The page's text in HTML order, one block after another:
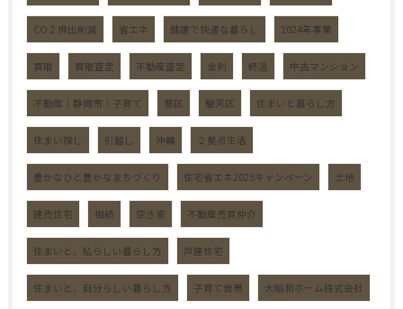
CO２排出削減 省エネ 健康で快適な暮らし 2024年事業
買取 買取査定 不動産査定 金利 終活 中古マンション
不動産｜静岡市｜子育て 葵区 駿河区 住まいと暮らし方
住まい探し 引越し 沖縄 ２拠点生活
豊かなひと豊かなまちづくり 住宅省エネ2025キャンペーン 土地
建売住宅 相続 空き家 不動産売買仲介
住まいと、私らしい暮らし方 戸建住宅
住まいと、自分らしい暮らし方 子育て世帯 大昭和ホーム株式会社